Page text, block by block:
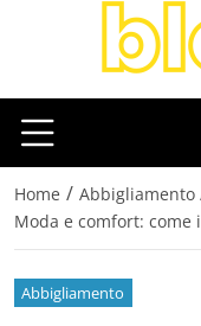
Home / Abbigliamento
Moda e comfort: come
Abbigliamento